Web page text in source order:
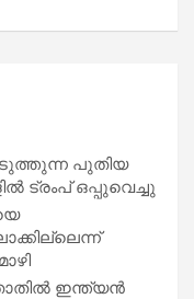
പുതിയ
ട്രംപ് ഒപ്പുവെച്ചു
ഇന്ത്യൻ